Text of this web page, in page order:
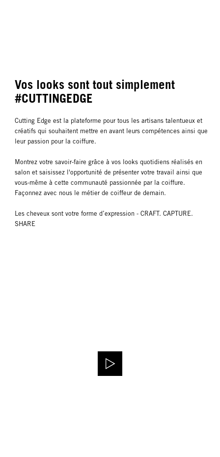
Vos looks sont tout simplement
#CUTTINGEDGE
Cutting Edge est la plateforme pour tous les artisans talentueux et
créatifs qui souhaitent mettre en avant leurs compétences ainsi que
leur passion pour la coiffure.
Montrez votre savoir-faire grâce à vos looks quotidiens réalisés en
salon et saisissez l'opportunité de présenter votre travail ainsi que
vous-même à cette communauté passionnée par la coiffure.
Façonnez avec nous le métier de coiffeur de demain.
Les cheveux sont votre forme d’expression - CRAFT. CAPTURE.
SHARE